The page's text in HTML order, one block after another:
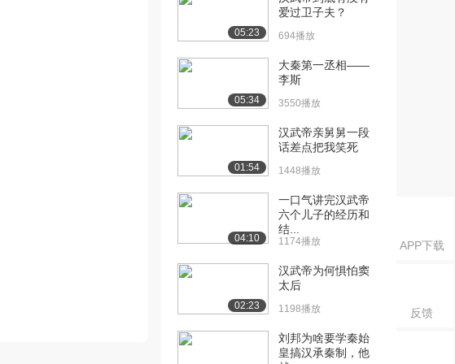
APP下载
反馈
05:23
爱过卫子夫？
694播放
05:34
大秦第一丞相——
李斯
3550播放
01:54
汉武帝亲舅舅一段
话差点把我笑死
1448播放
04:10
一口气讲完汉武帝
六个儿子的经历和
结...
1174播放
02:23
汉武帝为何惧怕窦
太后
1198播放
刘邦为啥要学秦始
皇搞汉承秦制，他